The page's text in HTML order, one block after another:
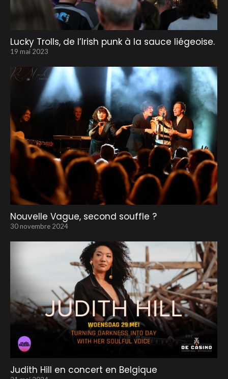
Lucky Trolls, de l’Irish punk à la sauce liégeoise.
19 mai 2023
Nouvelle Vague, second souffle ?
30 novembre 2024
Judith Hill en concert en Belgique